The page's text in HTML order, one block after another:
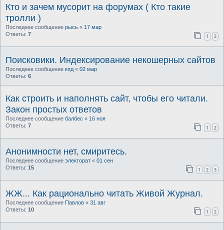
Кто и зачем мусорит на форумах ( Кто такие
тролли )
Последнее сообщение рысь « 17 мар
Ответы: 7 1 2
Поисковики. Индексирование некошерных сайтов
Последнее сообщение кпд « 02 мар
Ответы: 6
Как строить и наполнять сайт, чтобы его читали.
Закон простых ответов
Последнее сообщение балбес « 16 ноя
Ответы: 7 1 2
Анонимности нет, смиритесь.
Последнее сообщение электорат « 01 сен
Ответы: 15 1 2 3
ЖЖ... Как рационально читать Живой Журнал.
Последнее сообщение Павлов « 31 авг
Ответы: 10 1 2